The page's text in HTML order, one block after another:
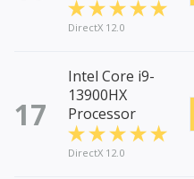
DirectX 12.0
17
Intel Core i9-
13900HX
Processor
DirectX 12.0